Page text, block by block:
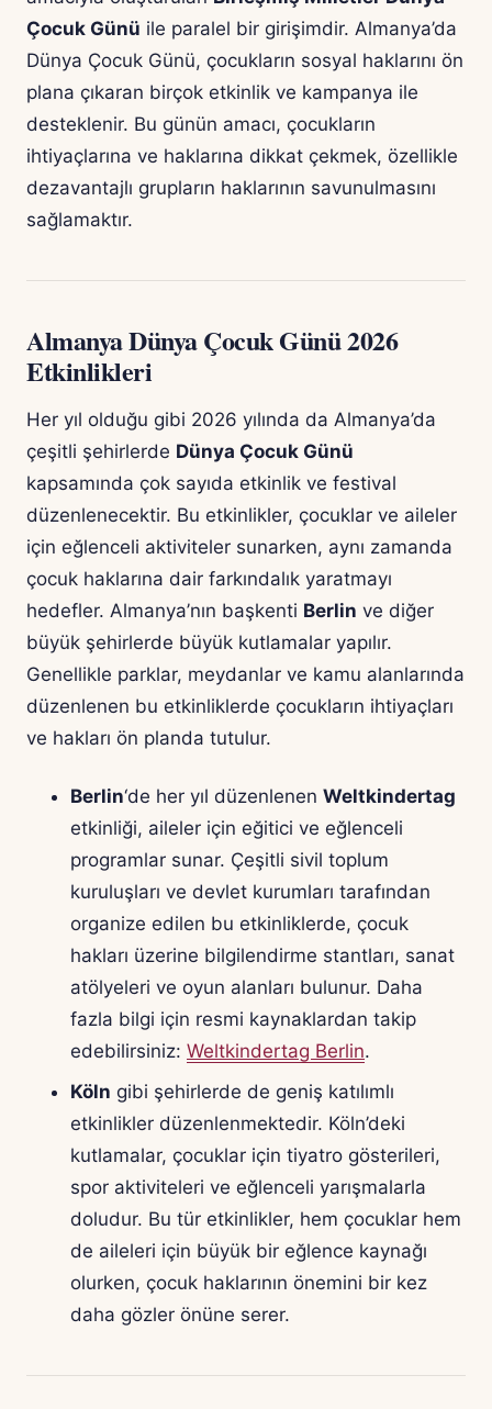
Çocuk Günü ile paralel bir girişimdir. Almanya’da
Dünya Çocuk Günü, çocukların sosyal haklarını ön
plana çıkaran birçok etkinlik ve kampanya ile
desteklenir. Bu günün amacı, çocukların
ihtiyaçlarına ve haklarına dikkat çekmek, özellikle
dezavantajlı grupların haklarının savunulmasını
sağlamaktır.
Almanya Dünya Çocuk Günü 2026
Etkinlikleri
Her yıl olduğu gibi 2026 yılında da Almanya’da
çeşitli şehirlerde Dünya Çocuk Günü
kapsamında çok sayıda etkinlik ve festival
düzenlenecektir. Bu etkinlikler, çocuklar ve aileler
için eğlenceli aktiviteler sunarken, aynı zamanda
çocuk haklarına dair farkındalık yaratmayı
hedefler. Almanya’nın başkenti Berlin ve diğer
büyük şehirlerde büyük kutlamalar yapılır.
Genellikle parklar, meydanlar ve kamu alanlarında
düzenlenen bu etkinliklerde çocukların ihtiyaçları
ve hakları ön planda tutulur.
Berlin‘de her yıl düzenlenen Weltkindertag
etkinliği, aileler için eğitici ve eğlenceli
programlar sunar. Çeşitli sivil toplum
kuruluşları ve devlet kurumları tarafından
organize edilen bu etkinliklerde, çocuk
hakları üzerine bilgilendirme stantları, sanat
atölyeleri ve oyun alanları bulunur. Daha
fazla bilgi için resmi kaynaklardan takip
edebilirsiniz: Weltkindertag Berlin.
Köln gibi şehirlerde de geniş katılımlı
etkinlikler düzenlenmektedir. Köln’deki
kutlamalar, çocuklar için tiyatro gösterileri,
spor aktiviteleri ve eğlenceli yarışmalarla
doludur. Bu tür etkinlikler, hem çocuklar hem
de aileleri için büyük bir eğlence kaynağı
olurken, çocuk haklarının önemini bir kez
daha gözler önüne serer.